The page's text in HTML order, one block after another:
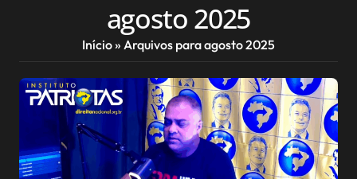
agosto 2025
Início» Arquivos para agosto 2025